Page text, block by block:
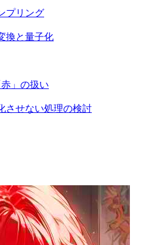
プリング
換と量子化
」の扱い
させない処理の検討